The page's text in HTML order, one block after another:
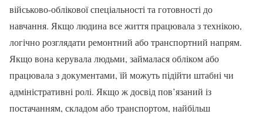
військово-облікової спеціальності та готовності до
навчання. Якщо людина все життя працювала з технікою,
логічно розглядати ремонтний або транспортний напрям.
Якщо вона керувала людьми, займалася обліком або
працювала з документами, їй можуть підійти штабні чи
адміністративні ролі. Якщо ж досвід пов’язаний із
постачанням, складом або транспортом, найбільш